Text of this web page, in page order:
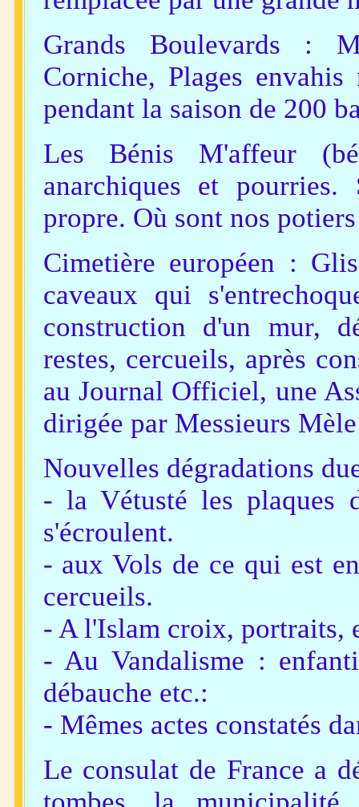
Grands Boulevards :
Corniche, Plages
pendant la saison de 200
Les Bénis M'affeur
anarchiques et
propre. Où sont nos
Cimetière européen :
caveaux qui
construction d'un mur,
restes, cercueils, après
au Journal Officiel, une
dirigée par Messieurs
Nouvelles dégradations
- la Vétusté les plaques
s'écroulent.
- aux Vols de ce qui est
cercueils.
- A l'Islam croix, portraits,
- Au Vandalisme :
débauche etc.:
- Mêmes actes constatés
Le consulat de France a